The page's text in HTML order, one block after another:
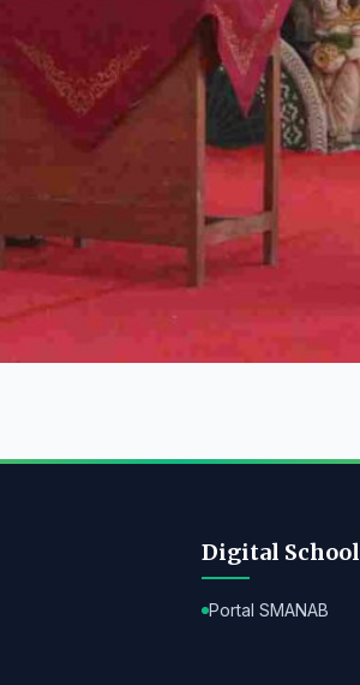
Digital School
Portal SMANAB